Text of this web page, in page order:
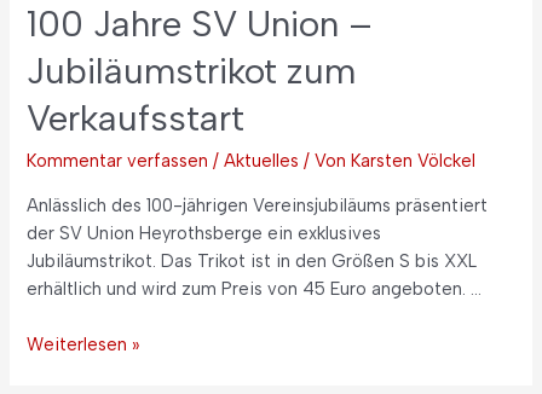
100 Jahre SV Union –
Jubiläumstrikot zum
Verkaufsstart
Kommentar verfassen /Aktuelles / Von Karsten Völckel
Anlässlich des 100-jährigen Vereinsjubiläums präsentiert
der SV Union Heyrothsberge ein exklusives
Jubiläumstrikot. Das Trikot ist in den Größen S bis XXL
erhältlich und wird zum Preis von 45 Euro angeboten. …
Weiterlesen »